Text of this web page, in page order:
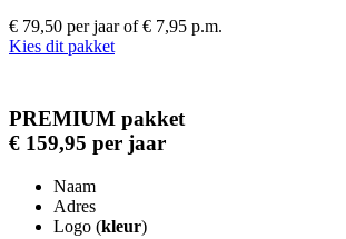
€ 79,50 per jaar of € 7,95 p.m.
Kies dit pakket
PREMIUM pakket
€ 159,95 per jaar
Naam
Adres
Logo (kleur)